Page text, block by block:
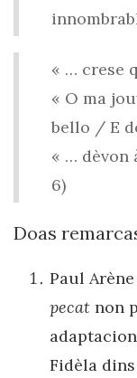
« … crese
« O ma
bello / E
« … dèvon
6)
Doas
Paul
pecat non
Fidèla